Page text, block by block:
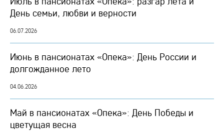
День семьи, любви и верности
06.07.2026
Июнь в пансионатах «Опека»: День России и
долгожданное лето
04.06.2026
Май в пансионатах «Опека»: День Победы и
цветущая весна